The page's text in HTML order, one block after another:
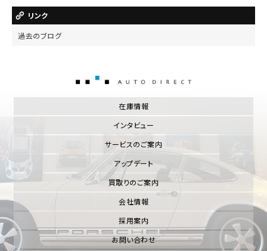
リンク
過去のブログ
在庫情報
インタビュー
サービスのご案内
アップデート
買取りのご案内
会社情報
採用案内
お問い合わせ